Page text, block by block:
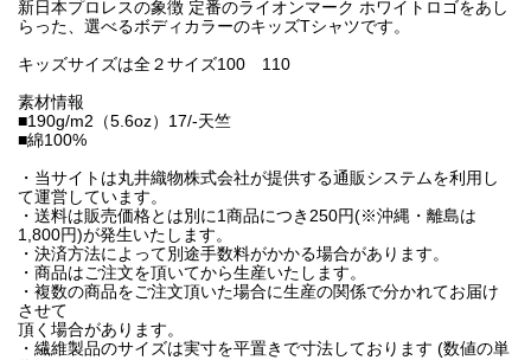
新日本プロレスの象徴 定番のライオンマーク ホワイトロゴをあし
らった、選べるボディカラーのキッズTシャツです。
キッズサイズは全２サイズ100 110
素材情報
■190g/m2（5.6oz）17/-天竺
■綿100%
・当サイトは丸井織物株式会社が提供する通販システムを利用し
て運営しています。
・送料は販売価格とは別に1商品につき250円(※沖縄・離島は
1,800円)が発生いたします。
・決済方法によって別途手数料がかかる場合があります。
・商品はご注文を頂いてから生産いたします。
・複数の商品をご注文頂いた場合に生産の関係で分かれてお届け
させて
頂く場合があります。
・繊維製品のサイズは実寸を平置きで寸法しております (数値の単